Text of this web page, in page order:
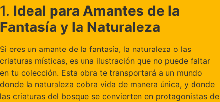
1. Ideal para Amantes de la
Fantasía y la Naturaleza
Si eres un amante de la fantasía, la naturaleza o las
criaturas místicas, es una ilustración que no puede faltar
en tu colección. Esta obra te transportará a un mundo
donde la naturaleza cobra vida de manera única, y donde
las criaturas del bosque se convierten en protagonistas de